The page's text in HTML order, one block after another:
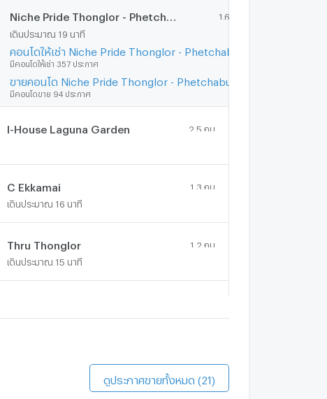
1.6 กม.
เดินประมาณ 19 นาที
คอนโดให้เช่า Niche Pride Thonglor - Phetchaburi
มีคอนโดให้เช่า 357 ประกาศ
ขายคอนโด Niche Pride Thonglor - Phetchaburi
มีคอนโดขาย 94 ประกาศ
I-House Laguna Garden 2.5 กม.
C Ekkamai 1.3 กม.
เดินประมาณ 16 นาที
Thru Thonglor 1.2 กม.
เดินประมาณ 15 นาที
เดินประมาณ 9 นาที
ดูประกาศขายทั้งหมด (21)